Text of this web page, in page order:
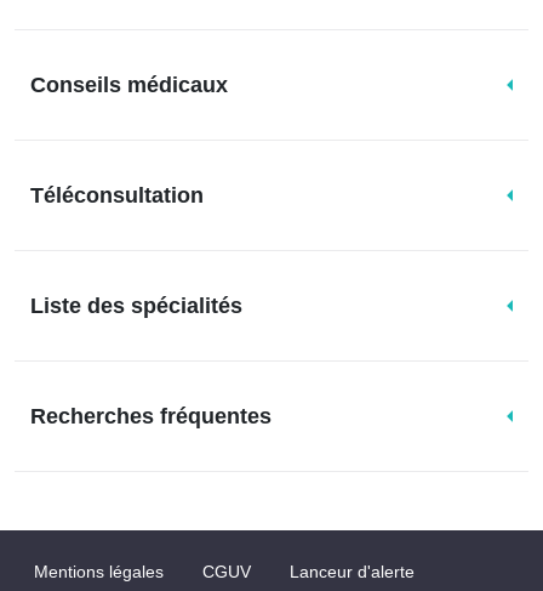
Conseils médicaux
Téléconsultation
Liste des spécialités
Recherches fréquentes
Mentions légales CGUV Lanceur d'alerte